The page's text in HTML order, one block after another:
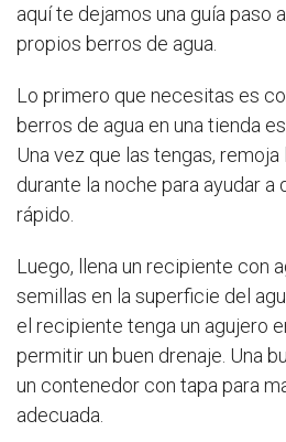
aquí te dejamos una guía paso
propios berros de agua.
Lo primero que necesitas es
berros de agua en una tienda
Una vez que las tengas,
durante la noche para ayudar a
rápido.
Luego, llena un recipiente con
semillas en la superficie del
el recipiente tenga un agujero
permitir un buen drenaje. Una
un contenedor con tapa para
adecuada.